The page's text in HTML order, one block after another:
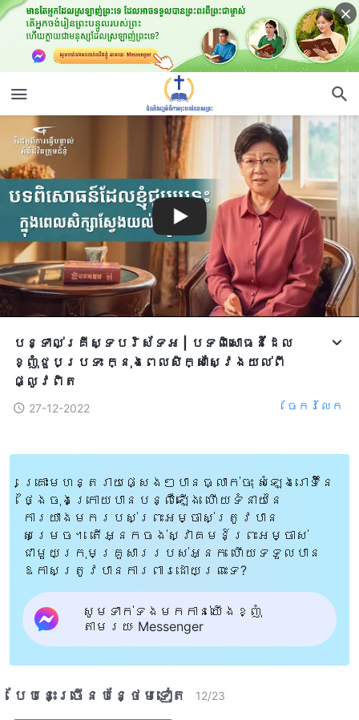
បន្ទាល់គ្រីស្ទបរិស័ទអ | បទពិសោធន៍ដែល
ខ្ញុំជួបប្រទះ ក្នុងពេលសិក្សាស្វែងយល់ពី
ផ្លូវពិត
27-12-2022 ចែក​រំលែក
គ្រោះមហន្តរាយផ្សេងៗបានធ្លាក់ចុះ សំឡេងរោទិ៍នៃ
ថ្ងៃចុងក្រោយបានបន្លឺឡើង ហើយទំនាយនៃ
ការយាងមករបស់ព្រះអម្ចាស់ត្រូវបាន
សម្រេច។ តើអ្នកចង់ស្វាគមន៍ព្រះអម្ចាស់
ជាមួយក្រុមគ្រួសាររបស់អ្នក ហើយទទួលបាន
ឱកាសត្រូវបានការពារដោយព្រះទេ?
សូមទាក់ទងមកកាន់យើងខ្ញុំ
តាមរយៈ Messenger
បែបនេះ​ច្រើនបន្ថែម​ទៀត​ 12/23